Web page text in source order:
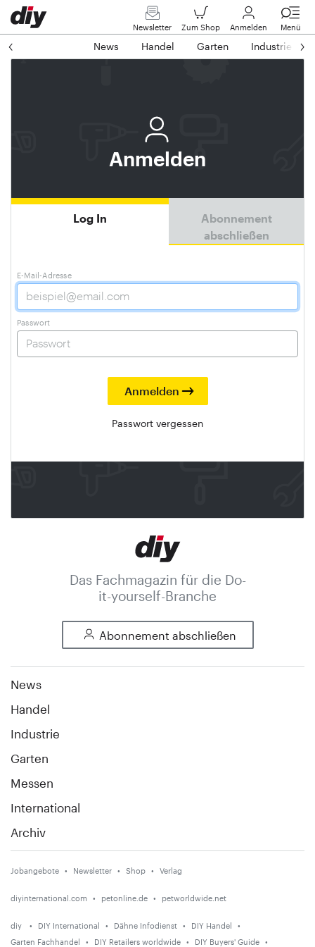
Newsletter Zum Shop Anmelden Menü
News Handel Garten Industrie
Anmelden
Log In
Abonnement
abschließen
E-Mail-Adresse
Passwort
Passwort vergessen
Das Fachmagazin für die Do-
it-yourself-Branche
Abonnement abschließen
News
Handel
Industrie
Garten
Messen
International
Archiv
Jobangebote Newsletter Shop Verlag
diyinternational.com petonline.de petworldwide.net
diy DIY International Dähne Infodienst
DIY Handel
Garten Fachhandel
DIY Retailers worldwide DIY Buyers' Guide